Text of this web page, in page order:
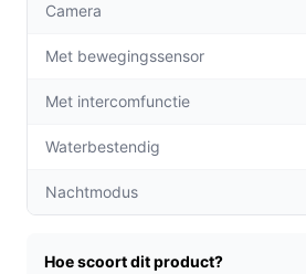
tweerichtingscommunicatie
vrienden die onverwachts
Draadloze installatie: Geen
gaat weken mee, waardoor je
Voor welke doelgroep?
Deze deurbel is perfect voor
Camera
Met bewegingssensor
Met intercomfunctie
Waterbestendig
Nachtmodus
Hoe scoort dit product?